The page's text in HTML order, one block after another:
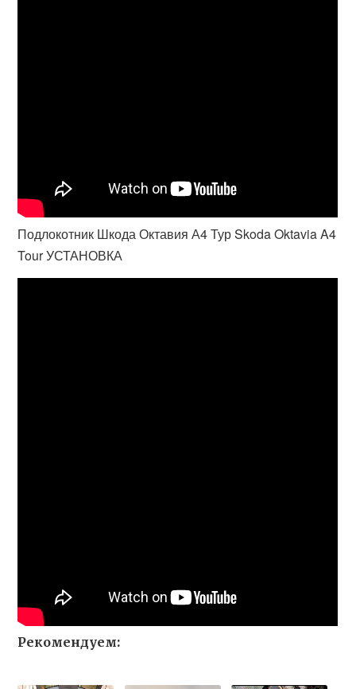
Подлокотник Шкода Октавия А4 Тур Skoda Oktavia A4
Tour УСТАНОВКА
Рекомендуем: